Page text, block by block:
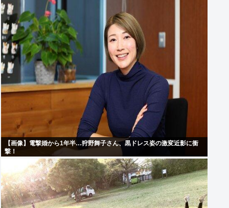
【画像】電撃婚から1年半…狩野舞子さん、黒ドレス姿の激変近影に衝
撃！